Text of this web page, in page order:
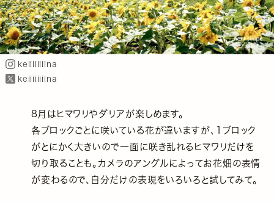
keiiiiiiiina
keiiiiiiiina
8月はヒマワリやダリアが楽しめます。
各ブロックごとに咲いている花が違いますが、1ブロック
がとにかく大きいので一面に咲き乱れるヒマワリだけを
切り取ることも。カメラのアングルによってお花畑の表情
が変わるので、自分だけの表現をいろいろと試してみて。